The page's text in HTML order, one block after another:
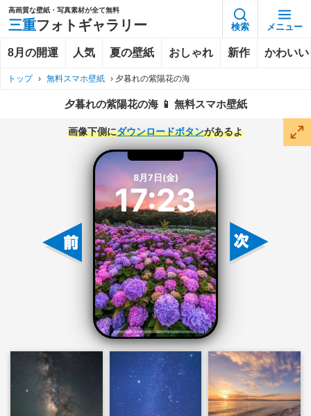
高画質な壁紙・写真素材が全て無料
三重フォトギャラリー 検索 メニュー
8月の開運 人気 夏の壁紙 おしゃれ 新作 かわいい
トップ › 無料スマホ壁紙 › 夕暮れの紫陽花の海
夕暮れの紫陽花の海 📱 無料スマホ壁紙
画像下側にダウンロードボタンがあるよ
8月7日(金)
17:23